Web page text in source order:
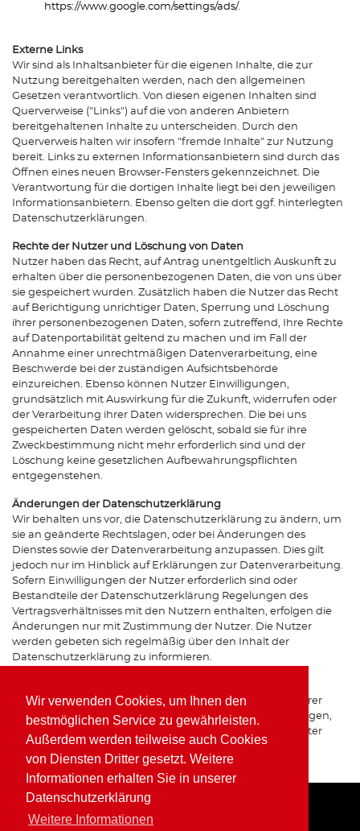
Wir verwenden Cookies, um Ihnen den
bestmöglichen Service zu gewährleisten.
Außerdem werden teilweise auch Cookies
von Diensten Dritter gesetzt. Weitere
Informationen erhalten Sie in unserer
Datenschutzerklärung
Weitere Informationen
https://www.google.com/settings/ads/.
Externe Links
Wir sind als Inhaltsanbieter für die eigenen Inhalte, die zur
Nutzung bereitgehalten werden, nach den allgemeinen
Gesetzen verantwortlich. Von diesen eigenen Inhalten sind
Querverweise ("Links") auf die von anderen Anbietern
bereitgehaltenen Inhalte zu unterscheiden. Durch den
Querverweis halten wir insofern "fremde Inhalte" zur Nutzung
bereit. Links zu externen Informationsanbietern sind durch das
Öffnen eines neuen Browser-Fensters gekennzeichnet. Die
Verantwortung für die dortigen Inhalte liegt bei den jeweiligen
Informationsanbietern. Ebenso gelten die dort ggf. hinterlegten
Datenschutzerklärungen.
Rechte der Nutzer und Löschung von Daten
Nutzer haben das Recht, auf Antrag unentgeltlich Auskunft zu
erhalten über die personenbezogenen Daten, die von uns über
sie gespeichert wurden. Zusätzlich haben die Nutzer das Recht
auf Berichtigung unrichtiger Daten, Sperrung und Löschung
ihrer personenbezogenen Daten, sofern zutreffend, Ihre Rechte
auf Datenportabilität geltend zu machen und im Fall der
Annahme einer unrechtmäßigen Datenverarbeitung, eine
Beschwerde bei der zuständigen Aufsichtsbehörde
einzureichen. Ebenso können Nutzer Einwilligungen,
grundsätzlich mit Auswirkung für die Zukunft, widerrufen oder
der Verarbeitung ihrer Daten widersprechen. Die bei uns
gespeicherten Daten werden gelöscht, sobald sie für ihre
Zweckbestimmung nicht mehr erforderlich sind und der
Löschung keine gesetzlichen Aufbewahrungspflichten
entgegenstehen.
Änderungen der Datenschutzerklärung
Wir behalten uns vor, die Datenschutzerklärung zu ändern, um
sie an geänderte Rechtslagen, oder bei Änderungen des
Dienstes sowie der Datenverarbeitung anzupassen. Dies gilt
jedoch nur im Hinblick auf Erklärungen zur Datenverarbeitung.
Sofern Einwilligungen der Nutzer erforderlich sind oder
Bestandteile der Datenschutzerklärung Regelungen des
Vertragsverhältnisses mit den Nutzern enthalten, erfolgen die
Änderungen nur mit Zustimmung der Nutzer. Die Nutzer
werden gebeten sich regelmäßig über den Inhalt der
Datenschutzerklärung zu informieren.
Bei Fragen zur Erhebung, Verarbeitung oder Nutzung Ihrer
personenbezogenen Daten, bei Auskünften, Berichtigungen,
Sperrung oder Löschung von Daten sowie Widerruf erteilter
Einwilligungen wenden Sie sich bitte an unsere(n)
Datenschutzbeauftragte(n) bzw. Apothekeninhaber(in).
Home Impressum